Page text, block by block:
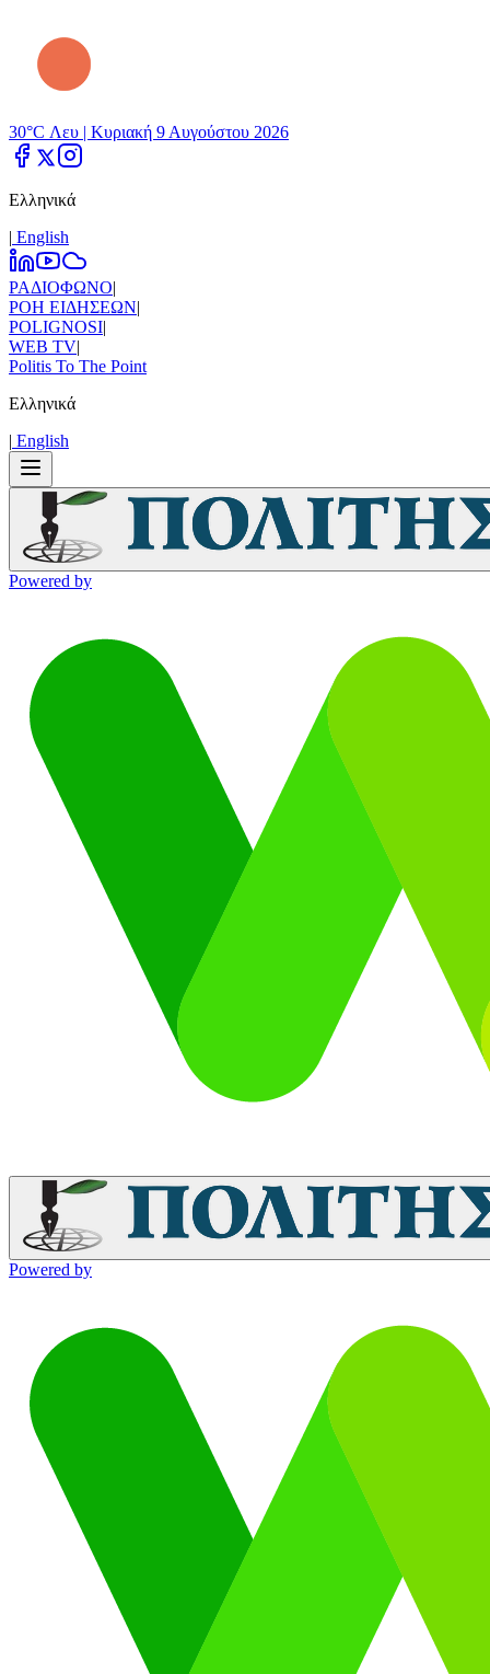
30°C Λευ | Κυριακή 9 Αυγούστου 2026
Ελληνικά
| Εnglish
ΡΑΔΙΟΦΩΝΟ|
ΡΟΗ ΕΙΔΗΣΕΩΝ|
POLIGNOSI|
WEB TV|
Politis To The Point
Ελληνικά
| Εnglish
Powered by
Powered by